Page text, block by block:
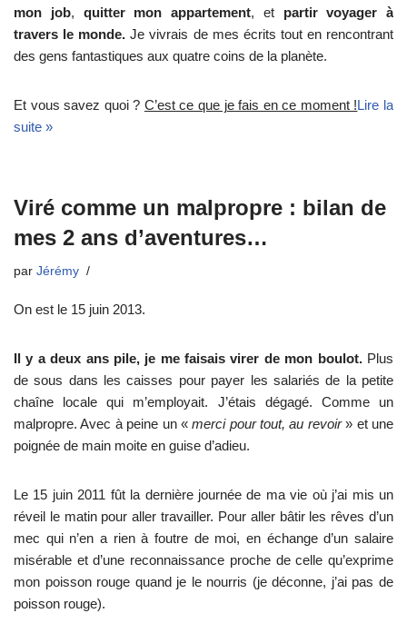
mon job, quitter mon appartement, etpartir voyager à
travers le monde. Je vivrais de mes écrits tout en rencontrant
des gens fantastiques aux quatre coins de la planète.
Et vous savez quoi ? C’est ce que je fais en ce moment !Lire la
suite »
Viré comme un malpropre : bilan de
mes 2 ans d’aventures…
par Jérémy
On est le 15 juin 2013.
Il y a deux ans pile, je me faisais virer de mon boulot.Plus
de sous dans les caisses pour payer les salariés de la petite
chaîne locale qui m’employait. J’étais dégagé. Comme un
malpropre. Avec à peine un «merci pour tout, au revoir» et une
poignée de main moite en guise d’adieu.
Le 15 juin 2011 fût la dernière journée de ma vie où j’ai mis un
réveil le matin pour aller travailler. Pour aller bâtir les rêves d’un
mec qui n’en a rien à foutre de moi, en échange d’un salaire
misérable et d’une reconnaissance proche de celle qu’exprime
mon poisson rouge quand je le nourris (je déconne, j’ai pas de
poisson rouge).